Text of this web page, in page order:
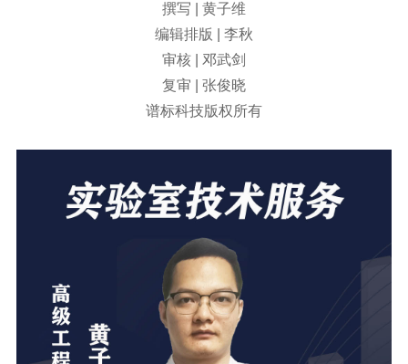
撰写 | 黄子维
编辑排版 | 李秋
审核 | 邓武剑
复审 | 张俊晓
谱标科技版权所有